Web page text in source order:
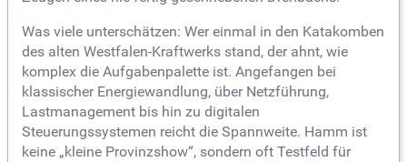
Was viele unterschätzen: Wer einmal in den Katakomben
des alten Westfalen-Kraftwerks stand, der ahnt, wie
komplex die Aufgabenpalette ist. Angefangen bei
klassischer Energiewandlung, über Netzführung,
Lastmanagement bis hin zu digitalen
Steuerungssystemen reicht die Spannweite. Hamm ist
keine „kleine Provinzshow“, sondern oft Testfeld für